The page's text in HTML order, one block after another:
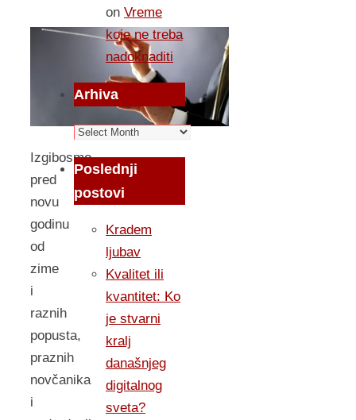
Izgibosmo
pred
novu
godinu
od
zime
i
raznih
popusta,
praznih
novčanika
i
on Vreme
koje ne treba
nadoknaditi
Arhiva
Arhiva
Poslednji
postovi
Kradem
ljubav
Kvalitet ili
kvantitet: Ko
je stvarni
kralj
današnjeg
digitalnog
sveta?